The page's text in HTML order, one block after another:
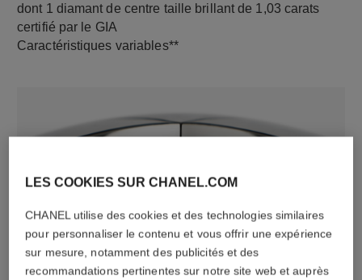
dont 1 diamant de centre taille brillant de 1,03 carats
certifié par le GIA
Caractéristiques variables**
Or blanc 18 carats
LES COOKIES SUR CHANEL.COM
CHANEL utilise des cookies et des technologies similaires
pour personnaliser le contenu et vous offrir une expérience
sur mesure, notamment des publicités et des
recommandations pertinentes sur notre site web et auprès